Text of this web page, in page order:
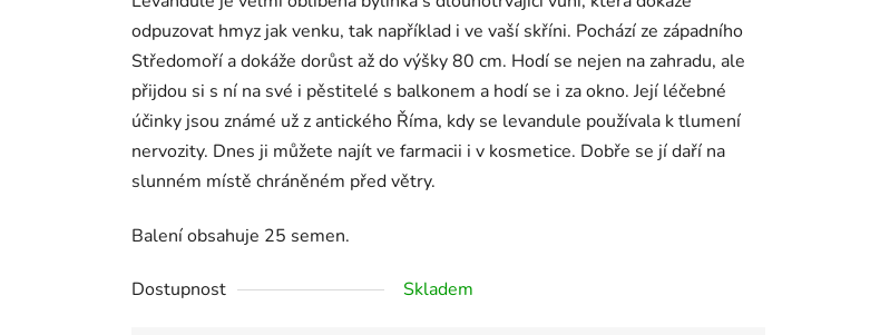
odpuzovat hmyz jak venku, tak například i ve vaší skříni. Pochází ze západního
Středomoří a dokáže dorůst až do výšky 80 cm. Hodí se nejen na zahradu, ale
přijdou si s ní na své i pěstitelé s balkonem a hodí se i za okno. Její léčebné
účinky jsou známé už z antického Říma, kdy se levandule používala k tlumení
nervozity. Dnes ji můžete najít ve farmacii i v kosmetice. Dobře se jí daří na
slunném místě chráněném před větry.
Balení obsahuje 25 semen.
Dostupnost Skladem